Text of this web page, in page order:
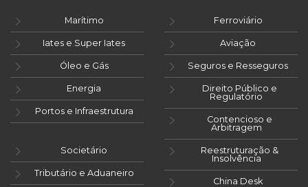
Marítimo
Iates e Super Iates
Óleo e Gás
Energia
Portos e Infraestrutura
Ferroviário
Aviação
Seguros e Resseguros
Direito Público e
Regulatório
Contencioso e
Arbitragem
Societário
Tributário e Aduaneiro
Reestruturação &
Insolvência
China Desk